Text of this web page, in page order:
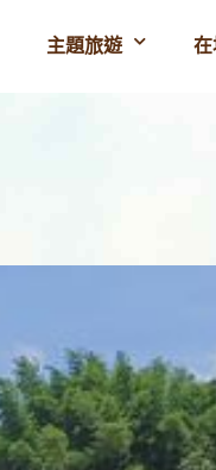
主題旅遊 在